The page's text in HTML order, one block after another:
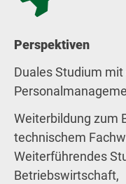
Perspektiven
Duales Studium
Weiterbildung zum
technischem
Weiterführendes
Betriebswirtschaft,